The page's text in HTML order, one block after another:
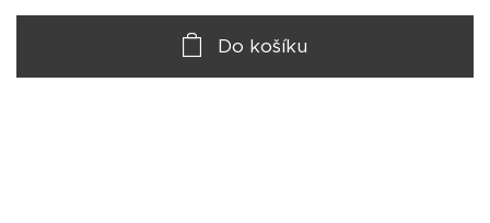
753,00Kč
Do košíku